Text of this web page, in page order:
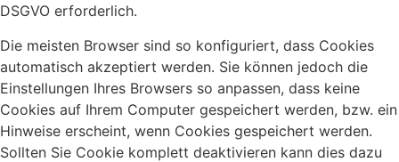
DSGVO erforderlich.
Die meisten Browser sind so konfiguriert, dass Cookies
automatisch akzeptiert werden. Sie können jedoch die
Einstellungen Ihres Browsers so anpassen, dass keine
Cookies auf Ihrem Computer gespeichert werden, bzw. ein
Hinweise erscheint, wenn Cookies gespeichert werden.
Sollten Sie Cookie komplett deaktivieren kann dies dazu